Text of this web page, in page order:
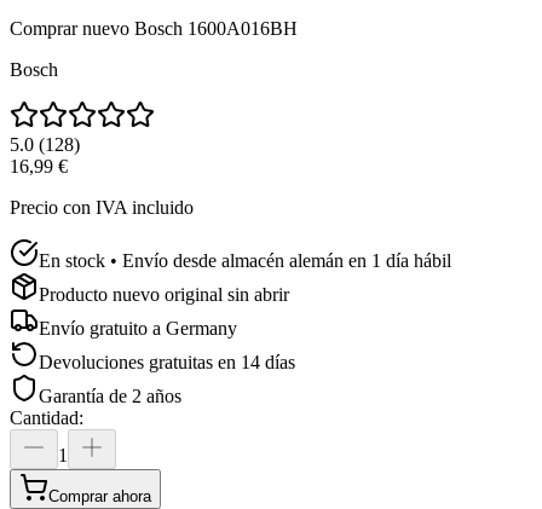
Comprar nuevo Bosch 1600A016BH
Bosch
5.0 (128)
16,99 €
Precio con IVA incluido
En stock • Envío desde almacén alemán en 1 día hábil
Producto nuevo original sin abrir
Envío gratuito a Germany
Devoluciones gratuitas en 14 días
Garantía de 2 años
Cantidad:
1
Comprar ahora